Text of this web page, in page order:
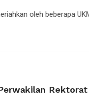
oleh beberapa